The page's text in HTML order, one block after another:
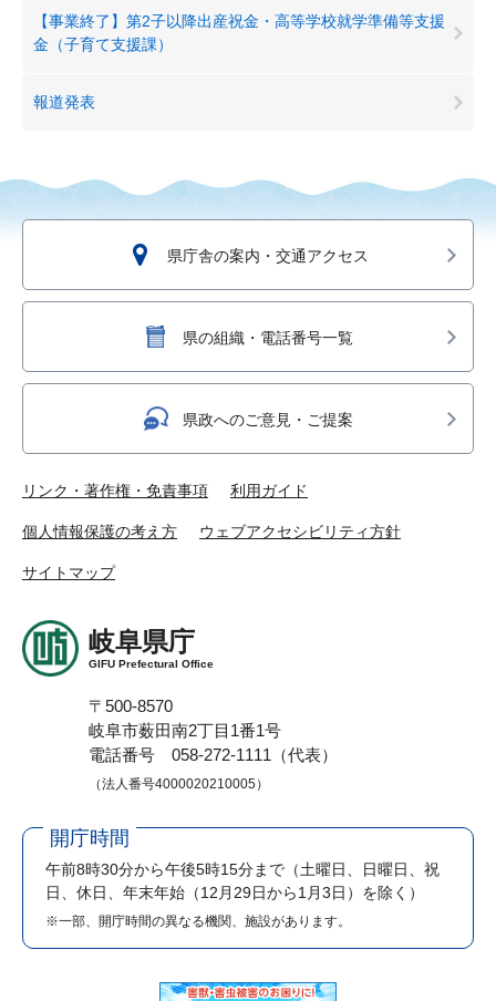
【事業終了】第2子以降出産祝金・高等学校就学準備等支援
金（子育て支援課）
報道発表
県庁舎の案内・交通アクセス
県の組織・電話番号一覧
県政へのご意見・ご提案
リンク・著作権・免責事項 利用ガイド
個人情報保護の考え方 ウェブアクセシビリティ方針
サイトマップ
岐阜県庁
GIFU Prefectural Office
〒500-8570
岐阜市薮田南2丁目1番1号
電話番号 058-272-1111（代表）
（法人番号4000020210005）
開庁時間
午前8時30分から午後5時15分まで （土曜日、日曜日、祝
日、休日、年末年始（12月29日から1月3日）を除く）
※一部、開庁時間の異なる機関、施設があります。